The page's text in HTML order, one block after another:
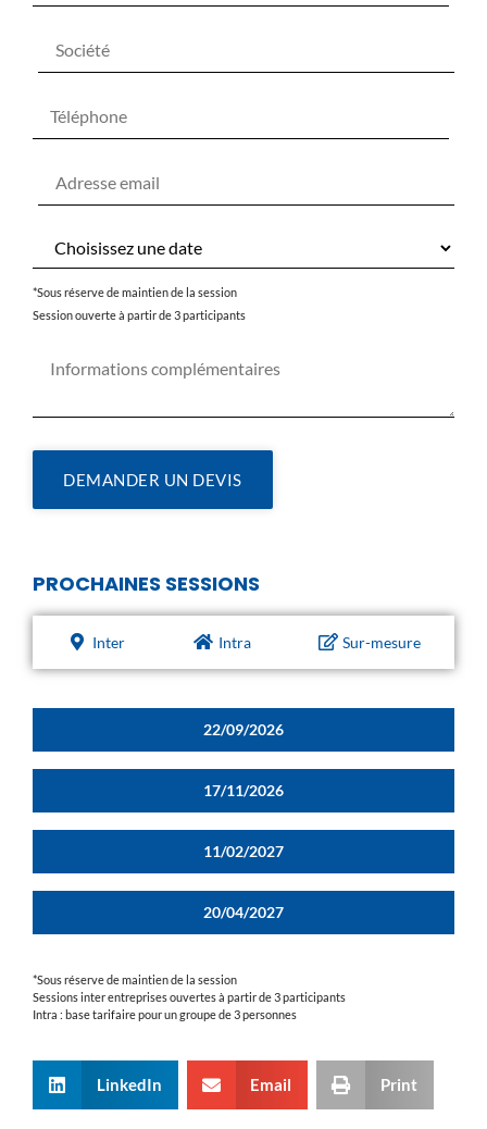
*Sous réserve de maintien de la session
Session ouverte à partir de 3 participants
DEMANDER UN DEVIS
PROCHAINES SESSIONS
Inter Intra Sur-mesure
22/09/2026
17/11/2026
11/02/2027
20/04/2027
*Sous réserve de maintien de la session
Sessions inter entreprises ouvertes à partir de 3 participants
Intra : base tarifaire pour un groupe de 3 personnes
LinkedIn Email Print